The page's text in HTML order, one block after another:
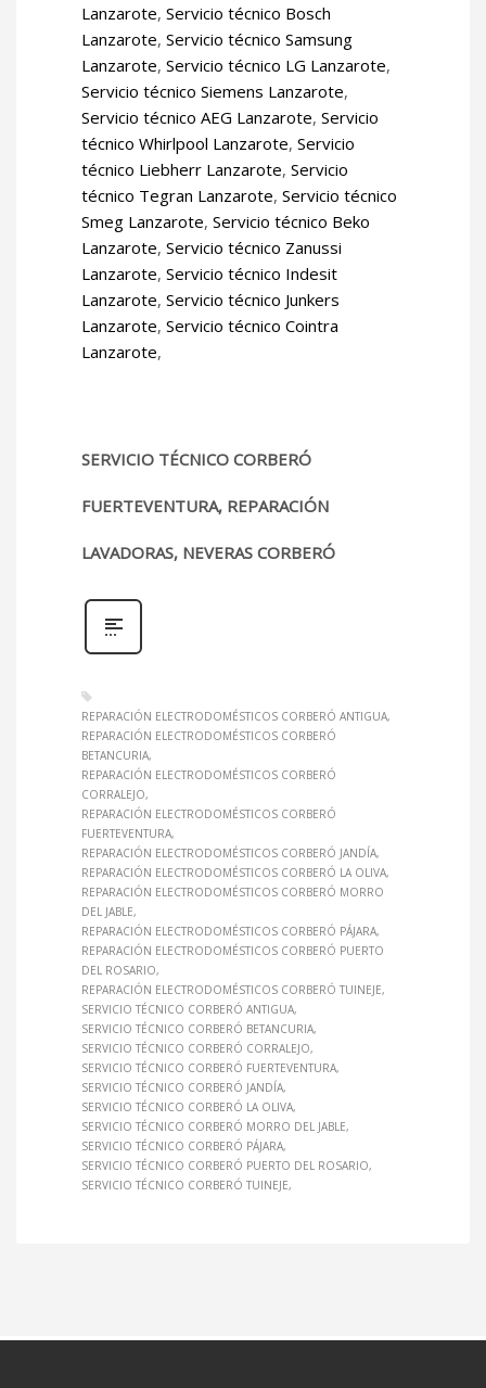
Lanzarote, Servicio técnico Bosch
Lanzarote, Servicio técnico Samsung
Lanzarote, Servicio técnico LG Lanzarote,
Servicio técnico Siemens Lanzarote,
Servicio técnico AEG Lanzarote, Servicio
técnico Whirlpool Lanzarote, Servicio
técnico Liebherr Lanzarote, Servicio
técnico Tegran Lanzarote, Servicio técnico
Smeg Lanzarote, Servicio técnico Beko
Lanzarote, Servicio técnico Zanussi
Lanzarote, Servicio técnico Indesit
Lanzarote, Servicio técnico Junkers
Lanzarote, Servicio técnico Cointra
Lanzarote,
SERVICIO TÉCNICO CORBERÓ
FUERTEVENTURA, REPARACIÓN
LAVADORAS, NEVERAS CORBERÓ
REPARACIÓN ELECTRODOMÉSTICOS CORBERÓ ANTIGUA
REPARACIÓN ELECTRODOMÉSTICOS CORBERÓ
BETANCURIA
REPARACIÓN ELECTRODOMÉSTICOS CORBERÓ
CORRALEJO
REPARACIÓN ELECTRODOMÉSTICOS CORBERÓ
FUERTEVENTURA
REPARACIÓN ELECTRODOMÉSTICOS CORBERÓ JANDÍA
REPARACIÓN ELECTRODOMÉSTICOS CORBERÓ LA OLIVA
REPARACIÓN ELECTRODOMÉSTICOS CORBERÓ MORRO
DEL JABLE
REPARACIÓN ELECTRODOMÉSTICOS CORBERÓ PÁJARA
REPARACIÓN ELECTRODOMÉSTICOS CORBERÓ PUERTO
DEL ROSARIO
REPARACIÓN ELECTRODOMÉSTICOS CORBERÓ TUINEJE
SERVICIO TÉCNICO CORBERÓ ANTIGUA
SERVICIO TÉCNICO CORBERÓ BETANCURIA
SERVICIO TÉCNICO CORBERÓ CORRALEJO
SERVICIO TÉCNICO CORBERÓ FUERTEVENTURA
SERVICIO TÉCNICO CORBERÓ JANDÍA
SERVICIO TÉCNICO CORBERÓ LA OLIVA
SERVICIO TÉCNICO CORBERÓ MORRO DEL JABLE
SERVICIO TÉCNICO CORBERÓ PÁJARA
SERVICIO TÉCNICO CORBERÓ PUERTO DEL ROSARIO
SERVICIO TÉCNICO CORBERÓ TUINEJE